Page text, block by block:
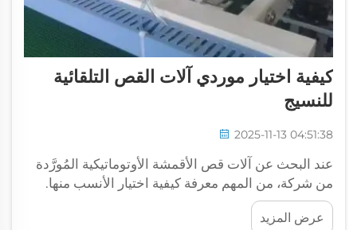
كيفية اختيار موردي آلات القص التلقائية
للنسيج
2025-11-13 04:51:38
عند البحث عن آلات قص الأقمشة الأوتوماتيكية المُورَّدة
من شركة، من المهم معرفة كيفية اختيار الأنسب منها.
سمعة قوية في تصنيع آلات عالية الجودة، موثوقة وفعّالة...
عرض المزيد